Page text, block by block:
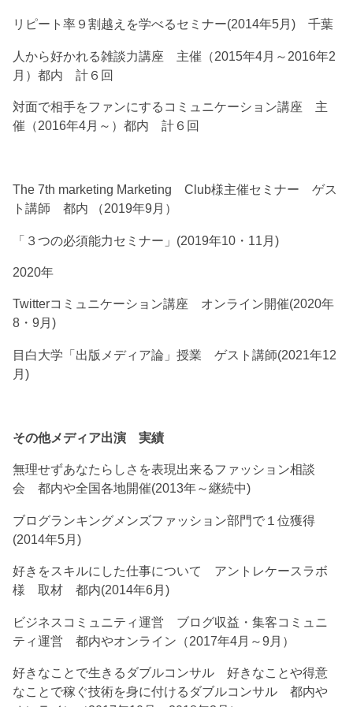
リピート率９割越えを学べるセミナー(2014年5月) 千葉
人から好かれる雑談力講座 主催（2015年4月～2016年2
月）都内 計６回
対面で相手をファンにするコミュニケーション講座 主
催（2016年4月～）都内 計６回
The 7th marketing Marketing Club様主催セミナー ゲス
ト講師 都内 （2019年9月）
「３つの必須能力セミナー」(2019年10・11月)
2020年
Twitterコミュニケーション講座 オンライン開催(2020年
8・9月)
目白大学「出版メディア論」授業 ゲスト講師(2021年12
月)
その他メディア出演 実績
無理せずあなたらしさを表現出来るファッション相談
会 都内や全国各地開催(2013年～継続中)
ブログランキングメンズファッション部門で１位獲得
(2014年5月)
好きをスキルにした仕事について アントレケースラボ
様 取材 都内(2014年6月)
ビジネスコミュニティ運営 ブログ収益・集客コミュニ
ティ運営 都内やオンライン（2017年4月～9月）
好きなことで生きるダブルコンサル 好きなことや得意
なことで稼ぐ技術を身に付けるダブルコンサル 都内や